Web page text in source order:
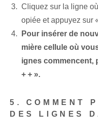
Cliquez sur la ‌ligne
opiée‍ et appuyez sur
Pour insérer de
mière cellule où
ignes commencent,
+ + ».
5. COMMENT‍
DES LIGNES